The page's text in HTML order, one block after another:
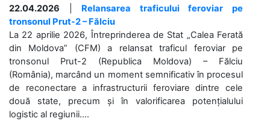
22.04.2026
Relansarea traficului feroviar pe
tronsonul Prut-2 – Fălciu
La 22 aprilie 2026, Întreprinderea de Stat „Calea Ferată
din Moldova” (CFM) a relansat traficul feroviar pe
tronsonul Prut-2 (Republica Moldova) – Fălciu
(România), marcând un moment semnificativ în procesul
de reconectare a infrastructurii feroviare dintre cele
două state, precum și în valorificarea potențialului
logistic al regiunii....